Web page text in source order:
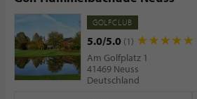
GOLFCLUB
5.0/5.0 (1)
Am Golfplatz 1
41469 Neuss
Deutschland